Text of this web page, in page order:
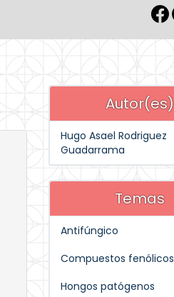
Autor(es)
Hugo Asael Rodriguez
Guadarrama
Temas
Antifúngico
Compuestos fenólicos
Hongos patógenos